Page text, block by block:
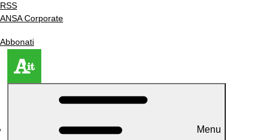
RSS
ANSA Corporate
Abbonati
Menu